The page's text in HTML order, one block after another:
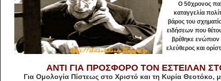
Ο 50χρονος
καταγγελία
βάρος του
ειδήσεων που
βρέθηκε ενώπιον
ελεύθερος και
ΑΝΤΙ ΓΙΑ ΠΡΟΣΦΟΡΟ ΤΟΝ ΕΣΤΕΙΛΑΝ
Για Ομολογία Πίστεως στο Χριστό και τη Κυρία